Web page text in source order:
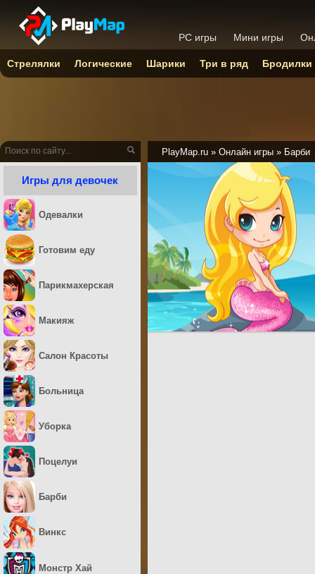
PlayMap.ru » Онлайн игры » Барби
Игры для девочек
Одевалки
Готовим еду
Парикмахерская
Макияж
Салон Красоты
Больница
Уборка
Поцелуи
Барби
Винкс
Монстр Хай
PC игры Мини игры
Стрелялки Логические Шарики Три в ряд Бродилки